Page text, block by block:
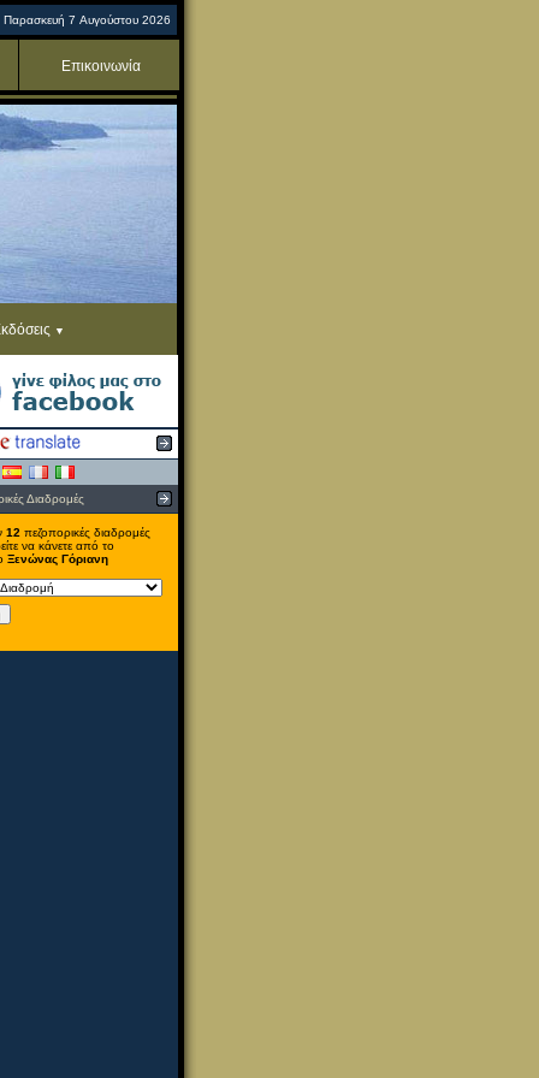
Παρασκευή 7 Αυγούστου 2026
Επικοινωνία
Διαδρομές
12 πεζοπορικές διαδρομές
να κάνετε από το
Ξενώνας Γόριανη